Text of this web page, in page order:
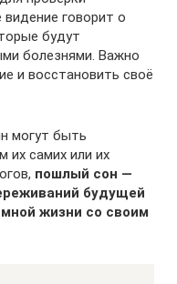
говорит о
будут
болезнями. Важно
и восстановить своё
могут быть
их самих или их
пошлый сон —
будущей
жизни со своим